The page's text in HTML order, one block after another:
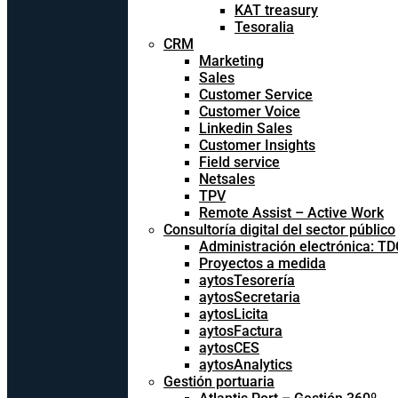
KAT treasury
Tesoralia
CRM
Marketing
Sales
Customer Service
Customer Voice
Linkedin Sales
Customer Insights
Field service
Netsales
TPV
Remote Assist – Active Work
Consultoría digital del sector público
Administración electrónica:
Proyectos a medida
aytosTesorería
aytosSecretaria
aytosLicita
aytosFactura
aytosCES
aytosAnalytics
Gestión portuaria